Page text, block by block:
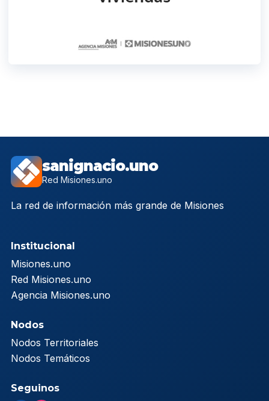
sanignacio.uno
Red Misiones.uno
La red de información más grande de Misiones
Institucional
Misiones.uno
Red Misiones.uno
Agencia Misiones.uno
Nodos
Nodos Territoriales
Nodos Temáticos
Seguinos